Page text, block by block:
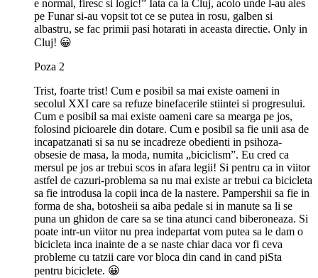
e normal, firesc si logic!” Iata ca la Cluj, acolo unde l-au ales
pe Funar si-au vopsit tot ce se putea in rosu, galben si
albastru, se fac primii pasi hotarati in aceasta directie. Only in
Cluj! 😀
Poza 2
Trist, foarte trist! Cum e posibil sa mai existe oameni in
secolul XXI care sa refuze binefacerile stiintei si progresului.
Cum e posibil sa mai existe oameni care sa mearga pe jos,
folosind picioarele din dotare. Cum e posibil sa fie unii asa de
incapatzanati si sa nu se incadreze obedienti in psihoza-
obsesie de masa, la moda, numita „biciclism”. Eu cred ca
mersul pe jos ar trebui scos in afara legii! Si pentru ca in viitor
astfel de cazuri-problema sa nu mai existe ar trebui ca bicicleta
sa fie introdusa la copii inca de la nastere. Pampershii sa fie in
forma de sha, botosheii sa aiba pedale si in manute sa li se
puna un ghidon de care sa se tina atunci cand biberoneaza. Si
poate intr-un viitor nu prea indepartat vom putea sa le dam o
bicicleta inca inainte de a se naste chiar daca vor fi ceva
probleme cu tatzii care vor bloca din cand in cand piSta
pentru biciclete. 😀